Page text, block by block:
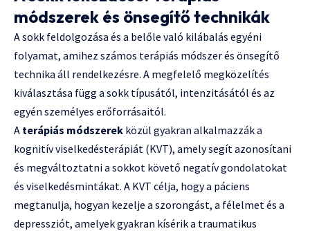
módszerek és önsegítő technikák
A sokk feldolgozása és a belőle való kilábalás egyéni
folyamat, amihez számos terápiás módszer és önsegítő
technika áll rendelkezésre. A megfelelő megközelítés
kiválasztása függ a sokk típusától, intenzitásától és az
egyén személyes erőforrásaitól.
A terápiás módszerek közül gyakran alkalmazzák a
kognitív viselkedésterápiát (KVT), amely segít azonosítani
és megváltoztatni a sokkot követő negatív gondolatokat
és viselkedésmintákat. A KVT célja, hogy a páciens
megtanulja, hogyan kezelje a szorongást, a félelmet és a
depressziót, amelyek gyakran kísérik a traumatikus